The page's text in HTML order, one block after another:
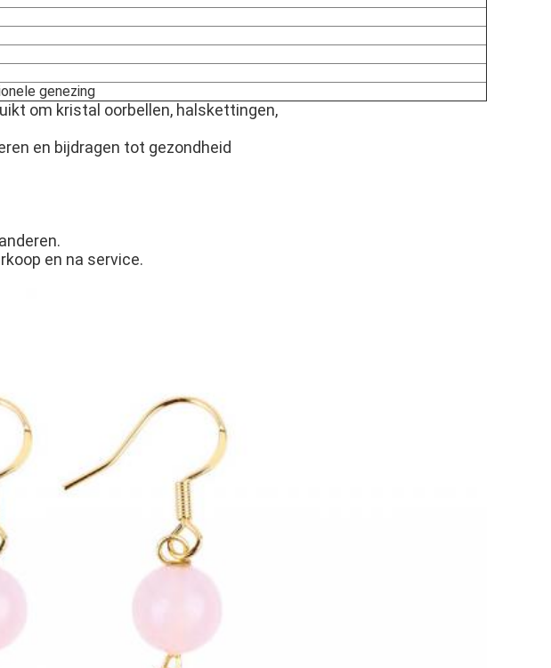
genezing
om kristal oorbellen, halskettingen,
en bijdragen tot gezondheid
en na service.